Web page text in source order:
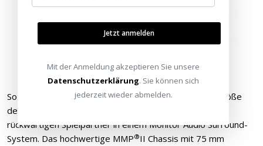
So klein und schon eine echte Radius. Die kompakte Größe
der Radius 45 macht diese nicht nur zum idealen
rückwärtigen Spielpartner in einem Monitor Audio Surround-
System. Das hochwertige MMP®II Chassis mit 75 mm
Jetzt anmelden
Mit der Anmeldung akzeptieren Sie unsere
Datenschutzerklärung. Sie können sich
jederzeit wieder abmelden.